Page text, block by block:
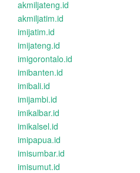
akmiljateng.id
akmiljatim.id
imijatim.id
imijateng.id
imigorontalo.id
imibanten.id
imibali.id
imijambi.id
imikalbar.id
imikalsel.id
imipapua.id
imisumbar.id
imisumut.id